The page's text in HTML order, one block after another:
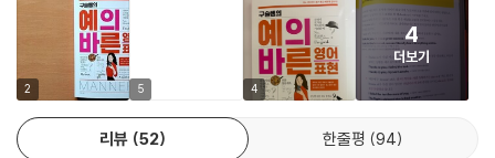
UNIT 14 지인과의 약속을 다음으로 미룰 때는 〉 Let’s postpone ???
UNIT 15 상사에게 내 이메일을 읽어 봤는지 물어볼 때는 〉 Did you read
my e-mail ??? UNIT 16 옷 가게에서 옷을 입어 봐도 되는지 물어볼 때
는 〉 Can I wear this ???
UNIT 17 오늘따라 지인이 우울해 보여서 지나치지 않고 말을 걸 때는 〉 Yo
u look depressed ???
You can’t come with us! ‘저희랑 같이 가실 수 없습니다’란 뜻의 문장
입니다. 상대에게 이렇게 말하는 게 문법적으로 절대 틀린 건 아니에요. 하
지만, 상대가 들으면 기분 나빠할 수 있는 말을 전할 때 이렇게 할 말만 툭
하고 던지는 건 절대 배려 있거나 예의 있다고 볼 수 없습니다. 이때는 Wit
h all due respect(이런 말씀 드리긴 죄송하지만) 같은 표현을 써서 듣는
사람의 기분도 배려해야 합니다. 『예의 바른 영어 표현』에서는 이렇게 상
2 5 4
4
더보기
리뷰 52 한줄평 94